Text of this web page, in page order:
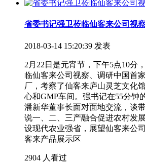
省委书记强卫莅临仙客来公司视
2018-03-14 15:20:39 发表
2月22日是元宵节，下午5点10分
临仙客来公司视察、调研中国首
厂，考察了仙客来庐山灵芝文化
心和GMP车间。强书记在55分钟
潘新华董事长面对面地交流，谈
说一、二、三产融合促进农村发
设现代农业强省，展望仙客来公
客来产品展示区
2904 人看过